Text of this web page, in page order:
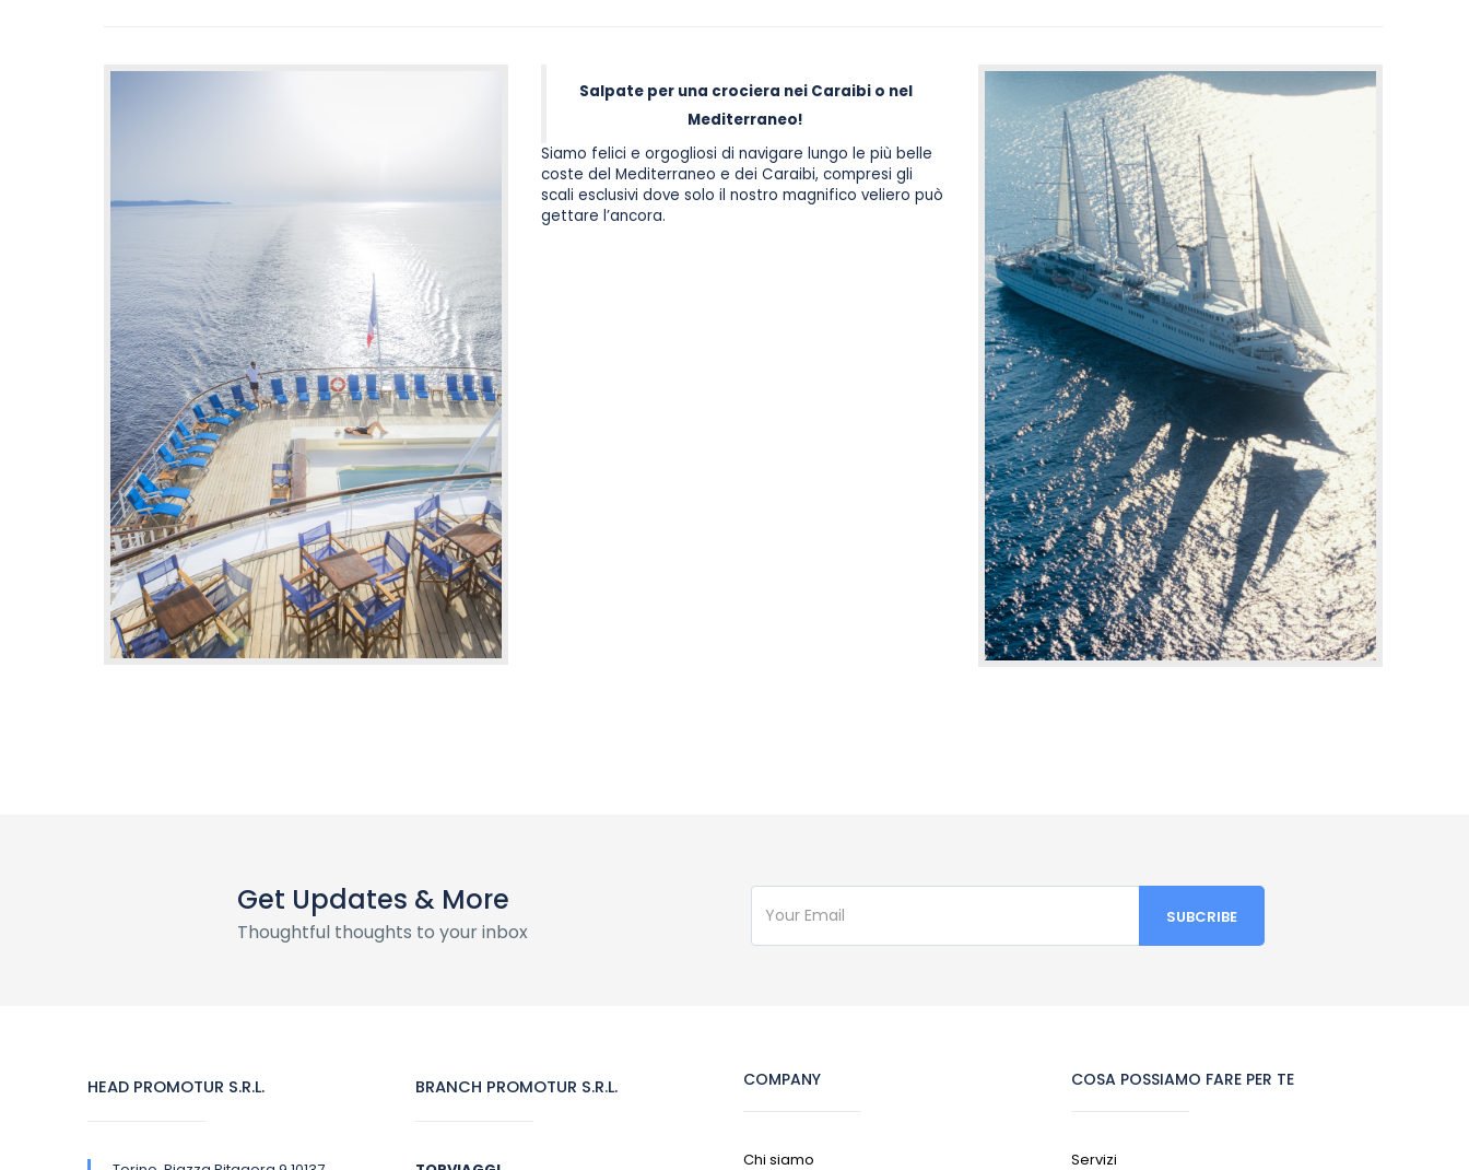
Salpate per una crociera nei Caraibi o nel
Mediterraneo!
Siamo felici e orgogliosi di navigare lungo le più belle
coste del Mediterraneo e dei Caraibi, compresi gli
scali esclusivi dove solo il nostro magnifico veliero può
gettare l’ancora.
Get Updates & More
Thoughtful thoughts to your inbox
HEAD PROMOTUR S.R.L. BRANCH PROMOTUR S.R.L. COMPANY
Chi siamo
COSA POSSIAMO FARE PER TE
Servizi